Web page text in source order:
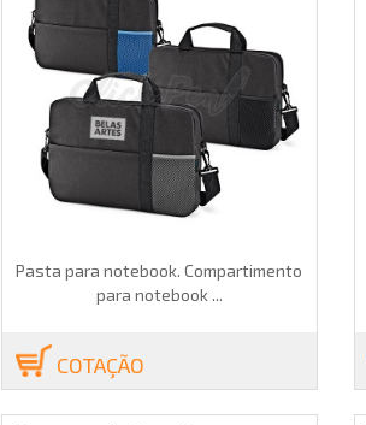
Pasta para notebook. Compartimento
para notebook ...
COTAÇÃO